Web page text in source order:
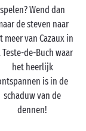
wandelaar aan
spelen? Wend dan
de steven naar
meer van Cazaux in
Teste-de-Buch waar
het heerlijk
is in de
schaduw van de
dennen!